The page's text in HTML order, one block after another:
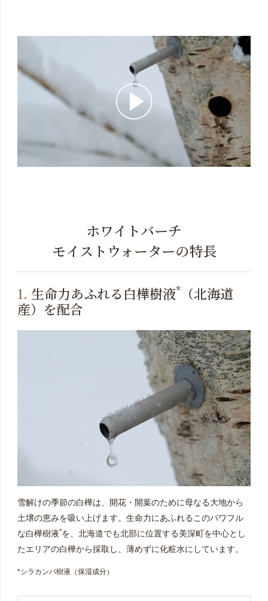
ホワイトバーチ
モイストウォーターの特長
1. 生命力あふれる白樺樹液*（北海道
産）を配合
雪解けの季節の白樺は、開花・開葉のために母なる大地から
土壌の恵みを吸い上げます。生命力にあふれるこのパワフル
な白樺樹液*を、北海道でも北部に位置する美深町を中心とし
たエリアの白樺から採取し、薄めずに化粧水にしています。
*シラカンバ樹液（保湿成分）